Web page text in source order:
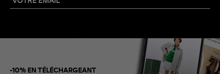
-10% EN TÉLÉCHARGEANT